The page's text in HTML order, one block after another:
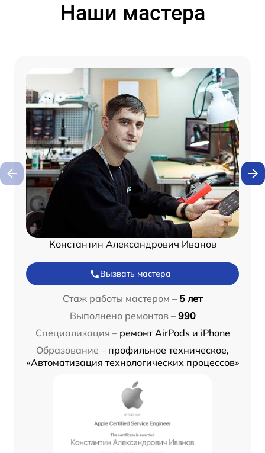
Наши мастера
Константин Александрович Иванов
Вызвать мастера
Стаж работы мастером – 5 лет
Выполнено ремонтов – 990
Специализация – ремонт AirPods и iPhone
Образование – профильное техническое,
«Автоматизация технологических процессов»